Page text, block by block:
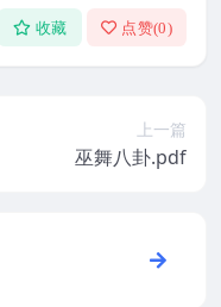
收藏 点赞(0)
上一篇
巫舞八卦.pdf